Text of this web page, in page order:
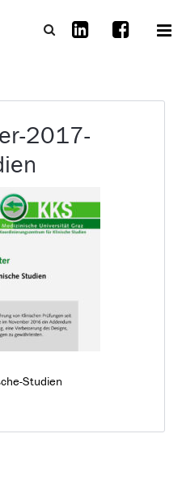
2017-
Studien